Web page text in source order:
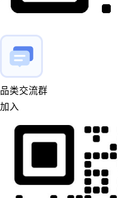
品类交流群
加入